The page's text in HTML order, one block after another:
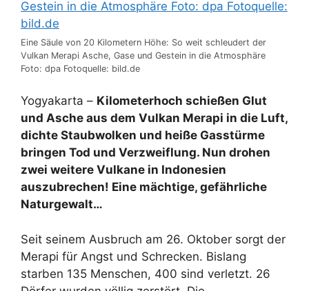
Eine Säule von 20 Kilometern Höhe: So weit schleudert der
Vulkan Merapi Asche, Gase und Gestein in die Atmosphäre
Foto: dpa Fotoquelle: bild.de
Yogyakarta – Kilometerhoch schießen Glut
und Asche aus dem Vulkan Merapi in die Luft,
dichte Staubwolken und heiße Gasstürme
bringen Tod und Verzweiflung. Nun drohen
zwei weitere Vulkane in Indonesien
auszubrechen! Eine mächtige, gefährliche
Naturgewalt…
Seit seinem Ausbruch am 26. Oktober sorgt der
Merapi für Angst und Schrecken. Bislang
starben 135 Menschen, 400 sind verletzt. 26